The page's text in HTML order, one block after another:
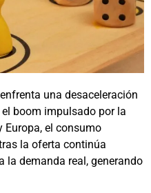
una desaceleración
boom impulsado por la
Europa, el consumo
la oferta continúa
la demanda real, generando